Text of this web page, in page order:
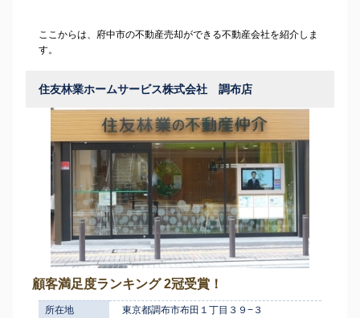
ここからは、府中市の不動産売却ができる不動産会社を紹介しま
す。
住友林業ホームサービス株式会社 調布店
顧客満足度ランキング 2冠受賞！
所在地 東京都調布市布田１丁目３９−３